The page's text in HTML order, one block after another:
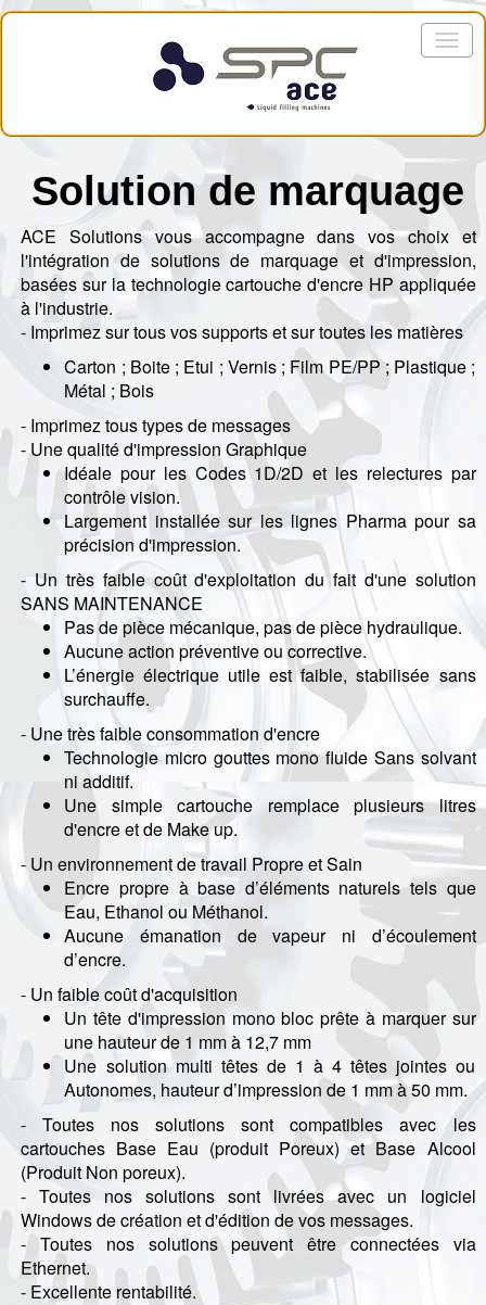
Solution de marquage
ACE Solutions vous accompagne dans vos choix et
l'intégration de solutions de marquage et d'impression,
basées sur la technologie cartouche d'encre HP appliquée
à l'industrie.
- Imprimez sur tous vos supports et sur toutes les matières
Carton ; Boite ; Etui ; Vernis ; Film PE/PP ; Plastique ;
Métal ; Bois
- Imprimez tous types de messages
- Une qualité d'impression Graphique
Idéale pour les Codes 1D/2D et les relectures par
contrôle vision.
Largement installée sur les lignes Pharma pour sa
précision d'impression.
- Un très faible coût d'exploitation du fait d'une solution
SANS MAINTENANCE
Pas de pièce mécanique, pas de pièce hydraulique.
Aucune action préventive ou corrective.
L’énergie électrique utile est faible, stabilisée sans
surchauffe.
- Une très faible consommation d'encre
Technologie micro gouttes mono fluide Sans solvant
ni additif.
Une simple cartouche remplace plusieurs litres
d'encre et de Make up.
- Un environnement de travail Propre et Sain
Encre propre à base d’éléments naturels tels que
Eau, Ethanol ou Méthanol.
Aucune émanation de vapeur ni d’écoulement
d’encre.
- Un faible coût d'acquisition
Un tête d'impression mono bloc prête à marquer sur
une hauteur de 1 mm à 12,7 mm
Une solution multi têtes de 1 à 4 têtes jointes ou
Autonomes, hauteur d’impression de 1 mm à 50 mm.
- Toutes nos solutions sont compatibles avec les
cartouches Base Eau (produit Poreux) et Base Alcool
(Produit Non poreux).
- Toutes nos solutions sont livrées avec un logiciel
Windows de création et d'édition de vos messages.
- Toutes nos solutions peuvent être connectées via
Ethernet.
- Excellente rentabilité.